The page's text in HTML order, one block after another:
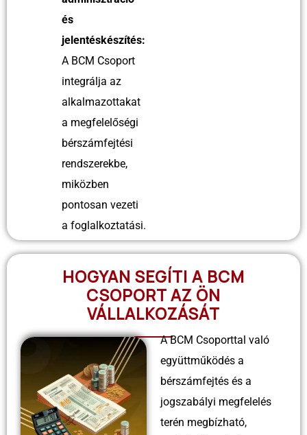
és
jelentéskészítés:
A BCM Csoport
integrálja az
alkalmazottakat
a megfelelőségi
bérszámfejtési
rendszerekbe,
miközben
pontosan vezeti
a foglalkoztatási.
HOGYAN SEGÍTI A BCM
CSOPORT AZ ÖN
VÁLLALKOZÁSÁT
A BCM Csoporttal való
együttműködés a
bérszámfejtés és a
jogszabályi megfelelés
terén megbízható,